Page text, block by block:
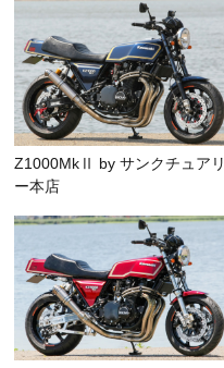
Z1000MkⅡ by サンクチュアリ
ー本店